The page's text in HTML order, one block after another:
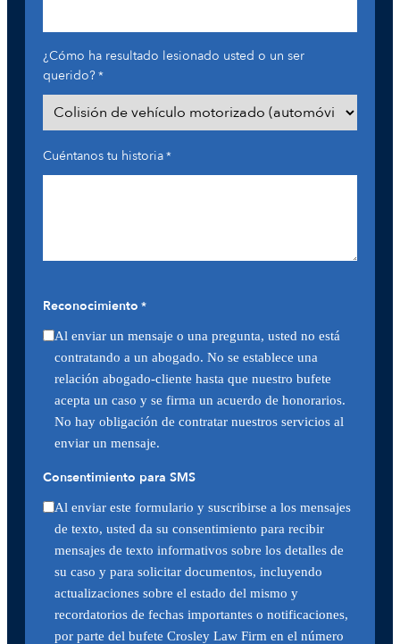
¿Cómo ha resultado lesionado usted o un ser
querido?*
Cuéntanos tu historia*
Reconocimiento *
Al enviar un mensaje o una pregunta, usted no está
contratando a un abogado. No se establece una
relación abogado-cliente hasta que nuestro bufete
acepta un caso y se firma un acuerdo de honorarios.
No hay obligación de contratar nuestros servicios al
enviar un mensaje.
Consentimiento para SMS
Al enviar este formulario y suscribirse a los mensajes
de texto, usted da su consentimiento para recibir
mensajes de texto informativos sobre los detalles de
su caso y para solicitar documentos, incluyendo
actualizaciones sobre el estado del mismo y
recordatorios de fechas importantes o notificaciones,
por parte del bufete Crosley Law Firm en el número